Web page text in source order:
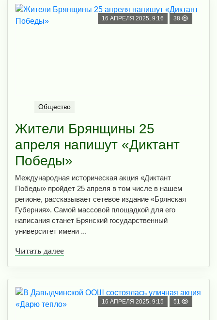
16 АПРЕЛЯ 2025, 9:16 38
Общество
Жители Брянщины 25
апреля напишут «Диктант
Победы»
Международная историческая акция «Диктант
Победы» пройдет 25 апреля в том числе в нашем
регионе, рассказывает сетевое издание «Брянская
Губерния». Самой массовой площадкой для его
написания станет Брянский государственный
университет имени ...
Читать далее
16 АПРЕЛЯ 2025, 9:15 51